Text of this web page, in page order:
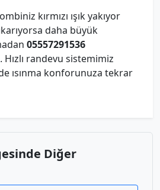
kırmızı ışık yakıyor
daha büyük
05557291536
Hızlı randevu sistemimiz
ısınma konforunuza tekrar
Diğer